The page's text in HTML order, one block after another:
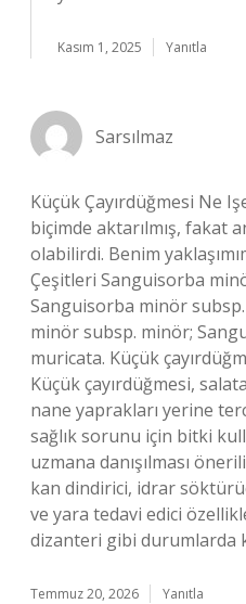
Kasım 1, 2025 Yanıtla
Sarsılmaz
Küçük Çayırdüğmesi Ne
biçimde aktarılmış, fakat
olabilirdi. Benim
Çeşitleri Sanguisorba
Sanguisorba minör
minör subsp. minör;
muricata. Küçük
Küçük çayırdüğmesi,
nane yaprakları yerine
sağlık sorunu için bitki
uzmana danışılması
kan dindirici, idrar
ve yara tedavi edici
dizanteri gibi durumlarda
Temmuz 20, 2026 Yanıtla